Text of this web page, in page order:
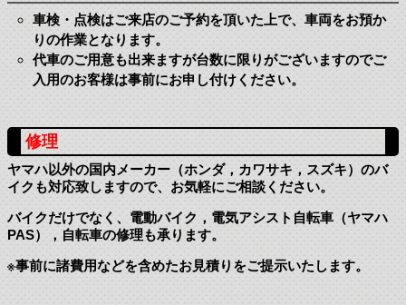
車検・点検はご来店のご予約を頂いた上で、車両をお預か
りの作業となります。
代車のご用意も出来ますが台数に限りがございますのでご
入用のお客様は事前にお申し付けください。
修理
ヤマハ以外の国内メーカー（ホンダ，カワサキ，スズキ）のバ
イクも対応致しますので、お気軽にご相談ください。
バイクだけでなく、電動バイク，電気アシスト自転車（ヤマハ
PAS），自転車の修理も承ります。
※事前に諸費用などを含めたお見積りをご提示いたします。